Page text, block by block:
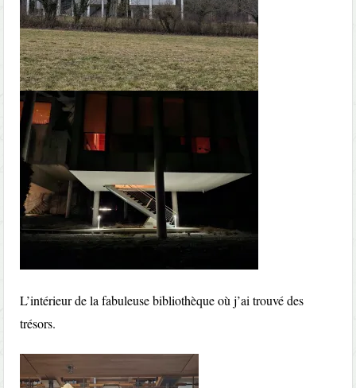
L’intérieur de la fabuleuse bibliothèque où j’ai trouvé des
trésors.